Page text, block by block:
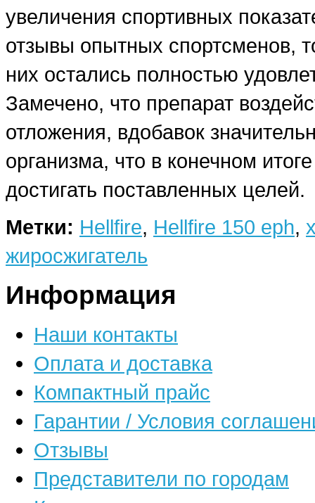
увеличения спортивных
отзывы опытных спортсменов,
них остались полностью
Замечено, что препарат
отложения, вдобавок
организма, что в конечном
достигать поставленных целей.
Метки: Hellfire, Hellfire 150 eph,
жиросжигатель
Информация
Наши контакты
Оплата и доставка
Компактный прайс
Гарантии / Условия
Отзывы
Представители по городам